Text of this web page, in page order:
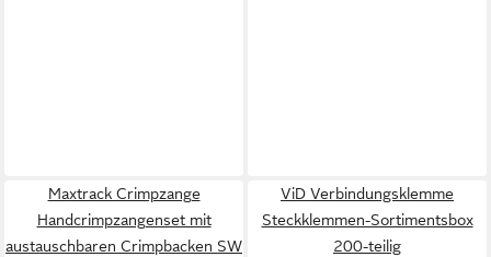
Maxtrack Crimpzange
Handcrimpzangenset mit
austauschbaren Crimpbacken SW
ViD Verbindungsklemme
Steckklemmen-Sortimentsbox
200-teilig